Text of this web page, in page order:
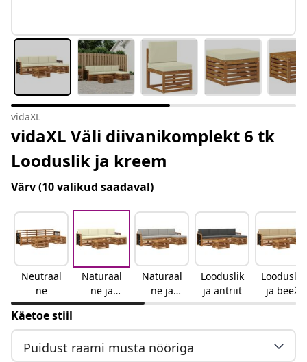
vidaXL
vidaXL Väli diivanikomplekt 6 tk
Looduslik ja kreem
Värv(10 valikud saadaval)
Neutraal
ne
Naturaal
ne ja
kreemjas
Naturaal
ne ja
helehall
Looduslik
ja antriit
Looduslik
ja beež
Käetoe stiil
Puidust raami musta nööriga